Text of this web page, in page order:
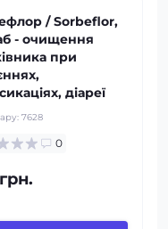
/ Sorbeflor,
- очищення
при
діареї
7628
0